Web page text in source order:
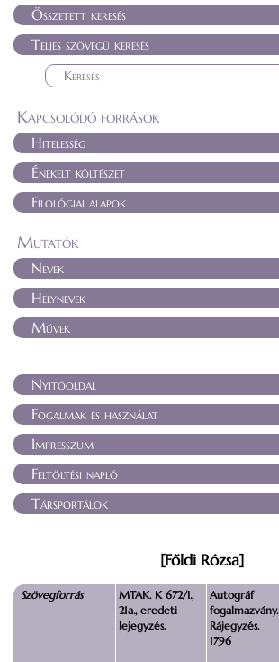
Összetett keresés
Teljes szövegű keresés
Kapcsolódó források
Hitelesség
Énekelt költészet
Filológiai alapok
Mutatók
Nevek
Helynevek
Művek
Nyitóoldal
Fogalmak és használat
Impresszum
Feltöltési napló
Társportálok
[Főldi Rózsa]
Szövegforrás
MTAK. K 672/I.,
21a., eredeti
lejegyzés.
Autográf
fogalmazvány.
Rájegyzés.
1796